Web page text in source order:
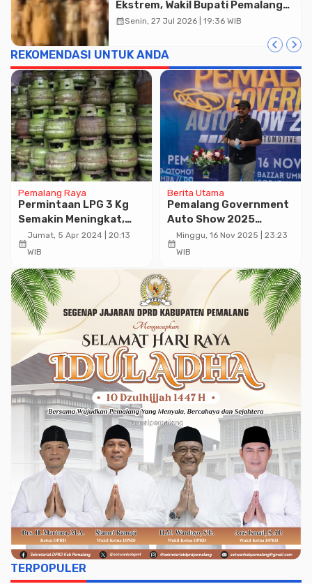
Advertisment
Ekstrem, Wakil Bupati Pemalang
Ingatkan ASN Waspada Bahaya
calendar_monthSenin, 27 Jul 2026 | 19:36 WIB
REKOMENDASI UNTUK ANDA
Pemalang Raya
Permintaan LPG 3 Kg
Semakin Meningkat,
Diskoperindag
Pemalang Ajukan
Kg, Ini Hasilnya
calendar_month
Jumat, 5 Apr 2024 | 20:13
WIB
Berita Utama
Pemalang Government
Auto Show 2025
Diharapkan Tingkatkan
Perekonomian Daerah
calendar_month
Minggu, 16 Nov 2025 | 23:23
WIB
TERPOPULER